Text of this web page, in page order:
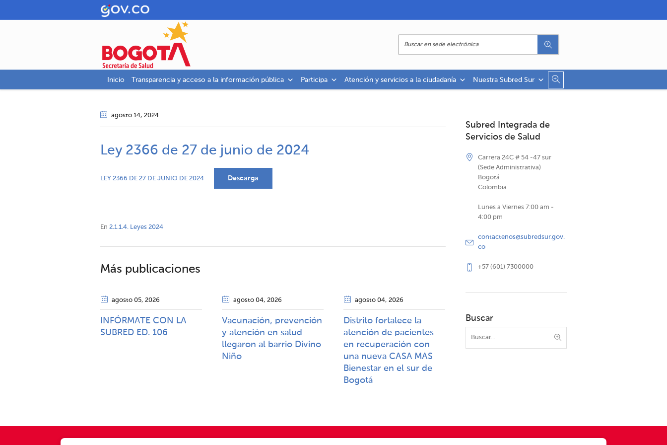
Inicio Transparencia y acceso a la información pública Participa Atención y servicios a la ciudadanía Nuestra Subred Sur
agosto 14, 2024
Ley 2366 de 27 de junio de 2024
LEY 2366 DE 27 DE JUNIO DE 2024 Descarga
En 2.1.1.4. Leyes 2024
Más publicaciones
agosto 05, 2026
INFÓRMATE CON LA
SUBRED ED. 106
agosto 04, 2026
Vacunación, prevención
y atención en salud
llegaron al barrio Divino
Niño
agosto 04, 2026
Distrito fortalece la
atención de pacientes
en recuperación con
una nueva CASA MAS
Bienestar en el sur de
Bogotá
Subred Integrada de
Servicios de Salud
Carrera 24C # 54 -47 sur
(Sede Administrativa)
Bogotá
Colombia
Lunes a Viernes 7:00 am -
4:00 pm
contactenos@subredsur.gov.
co
+57 (601) 7300000
Buscar